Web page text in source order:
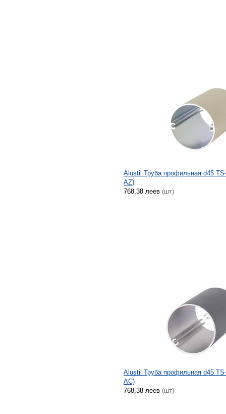
Alustil Труба профильная d45
AZ)
768,38 леев (шт)
Alustil Труба профильная d45
AC)
768,38 леев (шт)